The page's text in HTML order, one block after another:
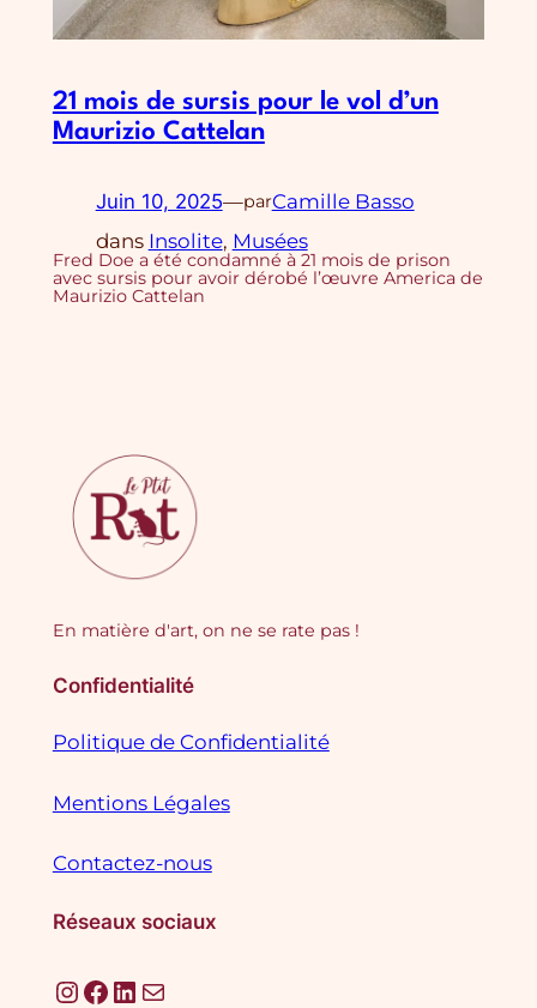
21 mois de sursis pour le vol d’un
Maurizio Cattelan
Juin 10, 2025—parCamille Basso
dans Insolite, Musées
Fred Doe a été condamné à 21 mois de prison
avec sursis pour avoir dérobé l’œuvre America de
Maurizio Cattelan
En matière d'art, on ne se rate pas !
Confidentialité
Politique de Confidentialité
Mentions Légales
Contactez-nous
Réseaux sociaux
InstagramFacebook LinkedIn E-mail